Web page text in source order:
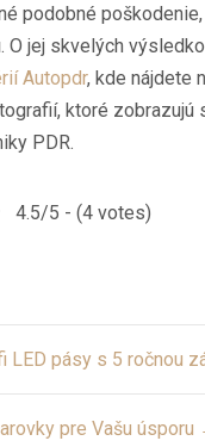
podobné
O jej skvelých
Autopdr, kde nájdete
ktoré zobrazujú
PDR.
4.5/5 - (4 votes)
LED pásy s 5 ročnou
pre Vašu úsporu